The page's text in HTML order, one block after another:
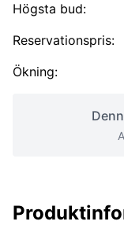
Högsta bud:
Reservationspris:
Ökning: